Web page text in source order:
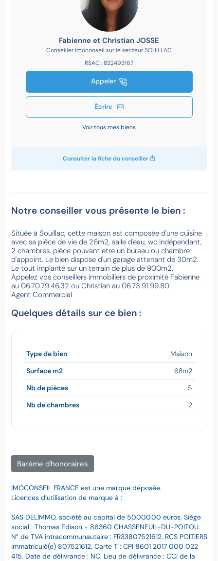
Fabienne et Christian JOSSE
Conseiller Imoconseil sur le secteur SOUILLAC
RSAC : 832493167
Appeler
Écrire
Voir tous mes biens
Consulter la fiche du conseiller
Notre conseiller vous présente le bien :
Située à Souillac, cette maison est composée d'une cuisine
avec sa pièce de vie de 26m2, salle d'eau, wc indépendant,
2 chambres, pièce pouvant etre un bureau ou chambre
d'appoint. Le bien dispose d'un garage attenant de 30m2.
Le tout implanté sur un terrain de plus de 900m2.
Appelez vos conseillers immobiliers de proximité Fabienne
au 06.70.79.46.32 ou Christian au 06.73.91.99.80
Agent Commercial
Quelques détails sur ce bien :
Type de bien Maison
Surface m2 68m2
Nb de pièces 5
Nb de chambres 2
Barème d'honoraires
IMOCONSEIL FRANCE est une marque déposée.
Licences d’utilisation de marque à :
SAS DELIMMO, société au capital de 50000.00 euros. Siège
social : Thomas Edison - 86360 CHASSENEUIL-DU-POITOU.
N° de TVA intracommunautaire : FR33807521612. RCS POITIERS
immatriculé(e) 807521612. Carte T : CPI 8601 2017 000 022
415. Date de délivrance : NC. Lieu de délivrance : CCI de la